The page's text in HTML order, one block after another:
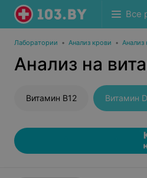
Все
Лаборатории • Анализ крови • Анализ
Анализ на
Витамин В12 Витамин D